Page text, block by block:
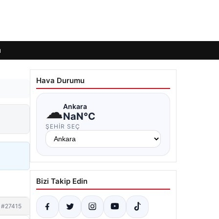
#27415
Hava Durumu
☁Ankara
NaN°C
ŞEHIR SEÇ
Bizi Takip Edin